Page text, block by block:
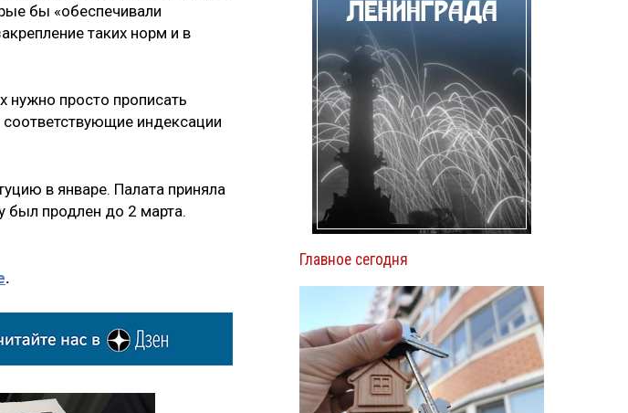
бы «обеспечивали
таких норм и в
нужно просто прописать
индексации
в январе. Палата приняла
был продлен до 2 марта.
.
Главное сегодня